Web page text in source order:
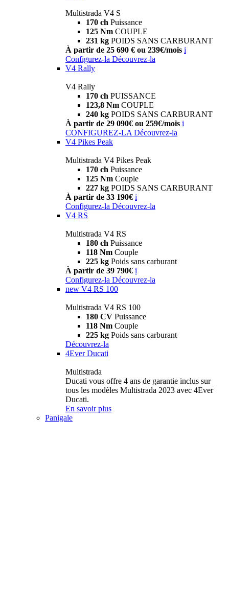
Multistrada V4 S
170 ch Puissance
125 Nm COUPLE
231 kg POIDS SANS CARBURANT
À partir de 25 690 € ou 239€/mois i
Configurez-la Découvrez-la
V4 Rally
V4 Rally
170 ch PUISSANCE
123,8 Nm COUPLE
240 kg POIDS SANS CARBURANT
À partir de 29 090€ ou 259€/mois i
CONFIGUREZ-LA Découvrez-la
V4 Pikes Peak
Multistrada V4 Pikes Peak
170 ch Puissance
125 Nm Couple
227 kg POIDS SANS CARBURANT
À partir de 33 190€ i
Configurez-la Découvrez-la
V4 RS
Multistrada V4 RS
180 ch Puissance
118 Nm Couple
225 kg Poids sans carburant
À partir de 39 790€ i
Configurez-la Découvrez-la
new V4 RS 100
Multistrada V4 RS 100
180 CV Puissance
118 Nm Couple
225 kg Poids sans carburant
Découvrez-la
4Ever Ducati
Multistrada
Ducati vous offre 4 ans de garantie inclus sur
tous les modèles Multistrada 2023 avec 4Ever
Ducati.
En savoir plus
Panigale